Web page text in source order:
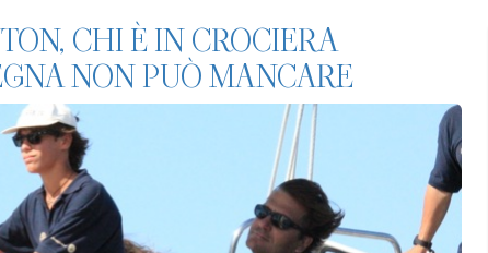
CHI È IN CROCIERA
NON PUÒ MANCARE